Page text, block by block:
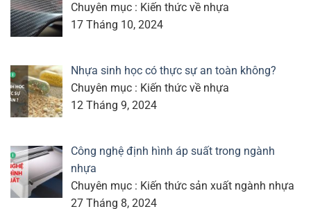
Chuyên mục : Kiến thức về nhựa
17 Tháng 10, 2024
Nhựa sinh học có thực sự an toàn không?
Chuyên mục : Kiến thức về nhựa
12 Tháng 9, 2024
Công nghệ định hình áp suất trong ngành
nhựa
Chuyên mục : Kiến thức sản xuất ngành nhựa
27 Tháng 8, 2024